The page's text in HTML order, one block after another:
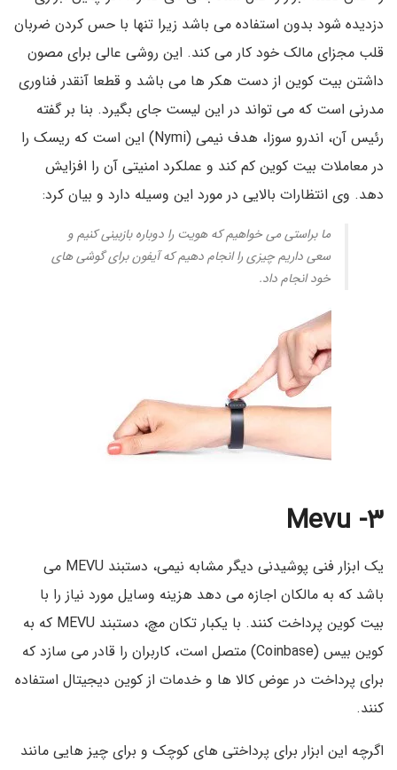
دزدیده شود بدون استفاده می باشد زیرا تنها با حس کردن ضربان
قلب مجزای مالک خود کار می کند. این روشی عالی برای مصون
داشتن بیت کوین از دست هکر ها می باشد و قطعا آنقدر فناوری
مدرنی است که می تواند در این لیست جای بگیرد. بنا بر گفته
رئیس آن، اندرو سوزا، هدف نیمی (Nymi) این است که ریسک را
در معاملات بیت کوین کم کند و عملکرد امنیتی آن را افزایش
دهد. وی انتظارات بالایی در مورد این وسیله دارد و بیان کرد:
ما براستی می خواهیم که هویت را دوباره بازبینی کنیم و
سعی داریم چیزی را انجام دهیم که آیفون برای گوشی های
خود انجام داد.
۳- Mevu
یک ابزار فنی پوشیدنی دیگر مشابه نیمی، دستبند MEVU می
باشد که به مالکان اجازه می دهد هزینه وسایل مورد نیاز را با
بیت کوین پرداخت کنند. با یکبار تکان مچ، دستبند MEVU که به
کوین بیس (Coinbase) متصل است، کاربران را قادر می سازد که
برای پرداخت در عوض کالا ها و خدمات از کوین دیجیتال استفاده
کنند.
اگرچه این ابزار برای پرداختی های کوچک و برای چیز هایی مانند